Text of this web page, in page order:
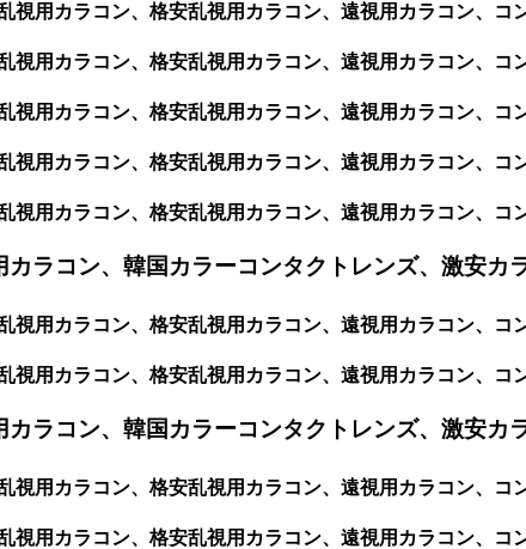
用カラコン、格安乱視用カラコン、遠視用カラコン、
用カラコン、格安乱視用カラコン、遠視用カラコン、
用カラコン、格安乱視用カラコン、遠視用カラコン、
用カラコン、格安乱視用カラコン、遠視用カラコン、
用カラコン、格安乱視用カラコン、遠視用カラコン、
ラコン、韓国カラーコンタクトレンズ、激安カ
用カラコン、格安乱視用カラコン、遠視用カラコン、
用カラコン、格安乱視用カラコン、遠視用カラコン、
ラコン、韓国カラーコンタクトレンズ、激安
用カラコン、格安乱視用カラコン、遠視用カラコン、
用カラコン、格安乱視用カラコン、遠視用カラコン、コ